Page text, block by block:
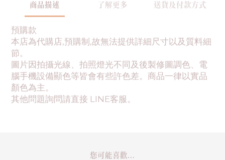
商品描述 了解更多 送貨及付款方式
預購款
本店為代購店,預購制,故無法提供詳細尺寸以及質料細
節。
圖片因拍攝光線、拍照燈光不同及後製修圖調色、電
腦手機設備顯色等皆會有些許色差。商品一律以實品
顏色為主。
其他問題詢問請直接 LINE客服。
您可能喜歡...